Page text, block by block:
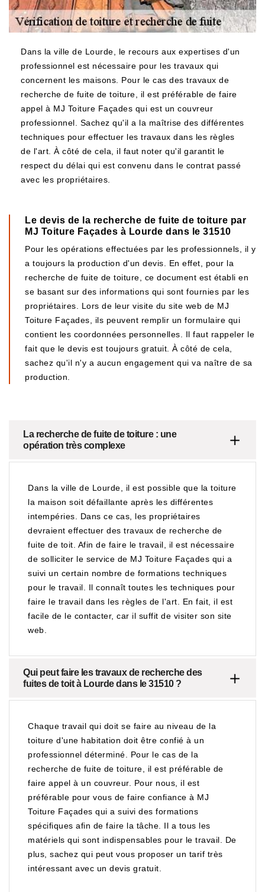
Dans la ville de Lourde, le recours aux expertises d'un
professionnel est nécessaire pour les travaux qui
concernent les maisons. Pour le cas des travaux de
recherche de fuite de toiture, il est préférable de faire
appel à MJ Toiture Façades qui est un couvreur
professionnel. Sachez qu'il a la maîtrise des différentes
techniques pour effectuer les travaux dans les règles
de l'art. À côté de cela, il faut noter qu'il garantit le
respect du délai qui est convenu dans le contrat passé
avec les propriétaires.
Le devis de la recherche de fuite de toiture par
MJ Toiture Façades à Lourde dans le 31510
Pour les opérations effectuées par les professionnels, il y
a toujours la production d'un devis. En effet, pour la
recherche de fuite de toiture, ce document est établi en
se basant sur des informations qui sont fournies par les
propriétaires. Lors de leur visite du site web de MJ
Toiture Façades, ils peuvent remplir un formulaire qui
contient les coordonnées personnelles. Il faut rappeler le
fait que le devis est toujours gratuit. À côté de cela,
sachez qu'il n'y a aucun engagement qui va naître de sa
production.
La recherche de fuite de toiture : une
opération très complexe
Dans la ville de Lourde, il est possible que la toiture
la maison soit défaillante après les différentes
intempéries. Dans ce cas, les propriétaires
devraient effectuer des travaux de recherche de
fuite de toit. Afin de faire le travail, il est nécessaire
de solliciter le service de MJ Toiture Façades qui a
suivi un certain nombre de formations techniques
pour le travail. Il connaît toutes les techniques pour
faire le travail dans les règles de l'art. En fait, il est
facile de le contacter, car il suffit de visiter son site
web.
Qui peut faire les travaux de recherche des
fuites de toit à Lourde dans le 31510 ?
Chaque travail qui doit se faire au niveau de la
toiture d'une habitation doit être confié à un
professionnel déterminé. Pour le cas de la
recherche de fuite de toiture, il est préférable de
faire appel à un couvreur. Pour nous, il est
préférable pour vous de faire confiance à MJ
Toiture Façades qui a suivi des formations
spécifiques afin de faire la tâche. Il a tous les
matériels qui sont indispensables pour le travail. De
plus, sachez qui peut vous proposer un tarif très
intéressant avec un devis gratuit.